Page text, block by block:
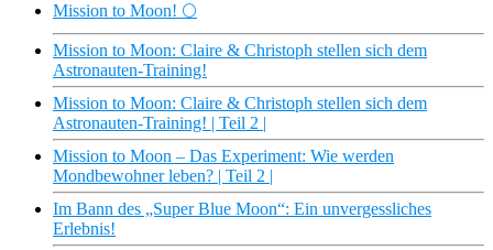
Mission to Moon! 🌕
Mission to Moon: Claire & Christoph stellen sich dem
Astronauten-Training!
Mission to Moon: Claire & Christoph stellen sich dem
Astronauten-Training! | Teil 2 |
Mission to Moon – Das Experiment: Wie werden
Mondbewohner leben? | Teil 2 |
Im Bann des „Super Blue Moon“: Ein unvergessliches
Erlebnis!